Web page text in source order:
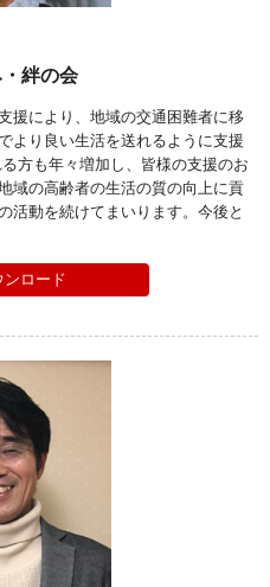
絆の会
援により、地域の交通困難者に移
より良い生活を送れるように支援
方も年々増加し、皆様の支援のお
域の高齢者の生活の質の向上に貢
活動を続けてまいります。今後と
ンロード